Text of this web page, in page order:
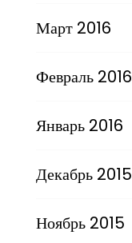
Март 2016
Февраль 2016
Январь 2016
Декабрь 2015
Ноябрь 2015